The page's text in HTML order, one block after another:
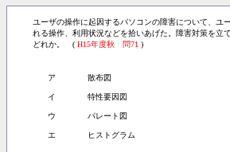
ユーザの操作に起因するパソコンの障害について、ユ
れる操作、利用状況などを拾いあげた。障害対策を立
どれか。 ( H15年度秋 問71 )
ア 散布図
イ 特性要因図
ウ パレート図
エ ヒストグラム